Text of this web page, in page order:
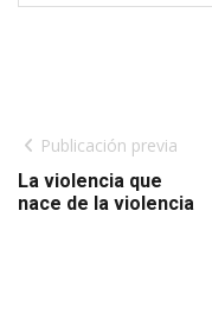
Publicación previa
La violencia que
nace de la violencia